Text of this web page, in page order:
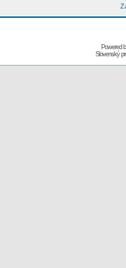
Powered
Slovenský